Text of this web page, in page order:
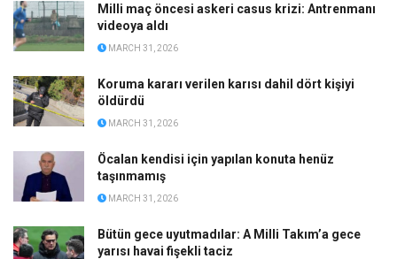
Milli maç öncesi askeri casus krizi: Antrenmanı
videoya aldı
MARCH 31, 2026
Koruma kararı verilen karısı dahil dört kişiyi
öldürdü
MARCH 31, 2026
Öcalan kendisi için yapılan konuta henüz
taşınmamış
MARCH 31, 2026
Bütün gece uyutmadılar: A Milli Takım’a gece
yarısı havai fişekli taciz